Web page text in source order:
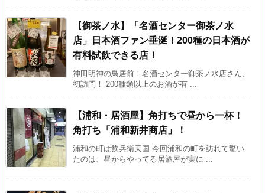
【御茶ノ水】「名酒センター御茶ノ水
店」日本酒ファン垂涎！200種の日本酒が
有料試飲できる店！
神田明神の鳥居前！名酒センター御茶ノ水店さん、
初訪問！ 200種類以上のお酒が有 ...
【浦和・居酒屋】角打ちで昼から一杯！
角打ち「浦和新井商店」！
浦和の町は飲兵衛天国 今回浦和の町を訪れて驚い
たのは、昼からやってる居酒屋が実に ...